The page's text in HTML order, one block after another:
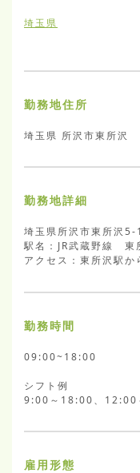
埼玉県
勤務地住所
埼玉県 所沢市東所沢
勤務地詳細
埼玉県所沢市東所沢
駅名：JR武蔵野線　東
アクセス：東所沢駅か
勤務時間
09:00~18:00
シフト例
9:00～18:00、12:00
雇用形態